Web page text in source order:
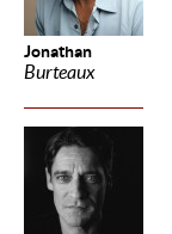
Jonathan
Burteaux